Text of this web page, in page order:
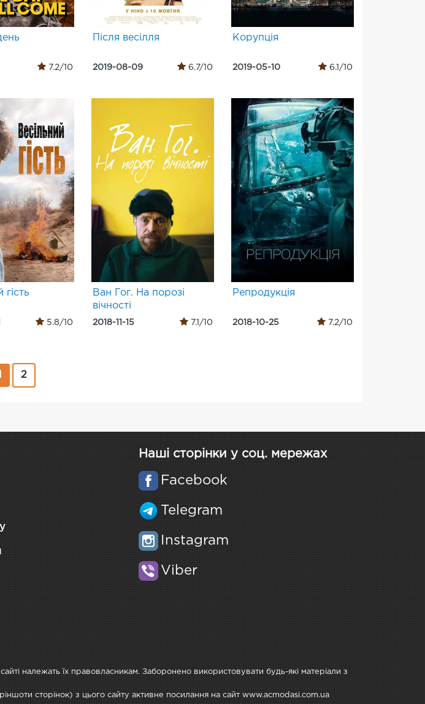
7.2/10
Після весілля
2019-08-09 6.7/10
Корупція
2019-05-10 6.1/10
гість
5.8/10
Ван Гог. На порозі
вічності
2018-11-15 7.1/10
Репродукція
2018-10-25 7.2/10
2
Наші сторінки у соц. мережах
Facebook
Telegram
Instagram
Viber
належать їх правовласникам. Заборонено використовувати будь-які матеріали з
сторінок) з цього сайту активне посилання на сайт www.acmodasi.com.ua